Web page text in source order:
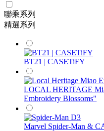
聯乘系列
精選系列
BT21 | CASETiFY
LOCAL HERITAGE
Embroidery Blossoms"
Marvel Spider-Man &